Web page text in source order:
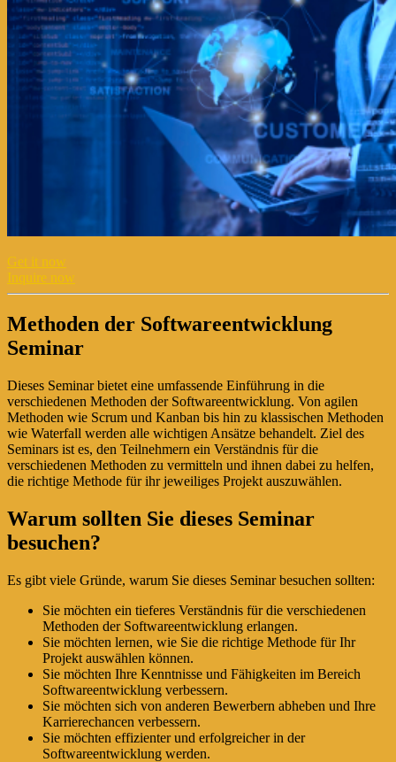
Get it now
Inquire now
Methoden der Softwareentwicklung
Seminar
Dieses Seminar bietet eine umfassende Einführung in die
verschiedenen Methoden der Softwareentwicklung. Von agilen
Methoden wie Scrum und Kanban bis hin zu klassischen Methoden
wie Waterfall werden alle wichtigen Ansätze behandelt. Ziel des
Seminars ist es, den Teilnehmern ein Verständnis für die
verschiedenen Methoden zu vermitteln und ihnen dabei zu helfen,
die richtige Methode für ihr jeweiliges Projekt auszuwählen.
Warum sollten Sie dieses Seminar
besuchen?
Es gibt viele Gründe, warum Sie dieses Seminar besuchen sollten:
Sie möchten ein tieferes Verständnis für die verschiedenen
Methoden der Softwareentwicklung erlangen.
Sie möchten lernen, wie Sie die richtige Methode für Ihr
Projekt auswählen können.
Sie möchten Ihre Kenntnisse und Fähigkeiten im Bereich
Softwareentwicklung verbessern.
Sie möchten sich von anderen Bewerbern abheben und Ihre
Karrierechancen verbessern.
Sie möchten effizienter und erfolgreicher in der
Softwareentwicklung werden.